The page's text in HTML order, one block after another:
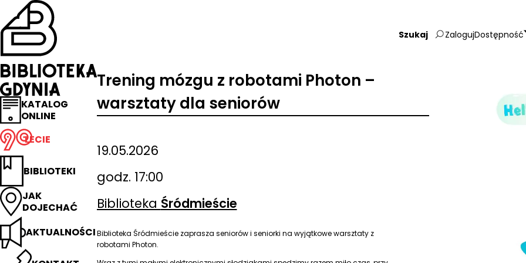
Przejdź
na
stronę
główną
Biblioteka
Gdynia
KATALOG
ONLINE
LECIE
BIBLIOTEKI
JAK
DOJECHAĆ
AKTUALNOŚCI
Wpisz
ZalogujDostępność
Trening mózgu z robotami Photon –
warsztaty dla seniorów
19.05.2026
godz. 17:00
Biblioteka Śródmieście
Biblioteka Śródmieście zaprasza seniorów i seniorki na wyjątkowe warsztaty z
robotami Photon.